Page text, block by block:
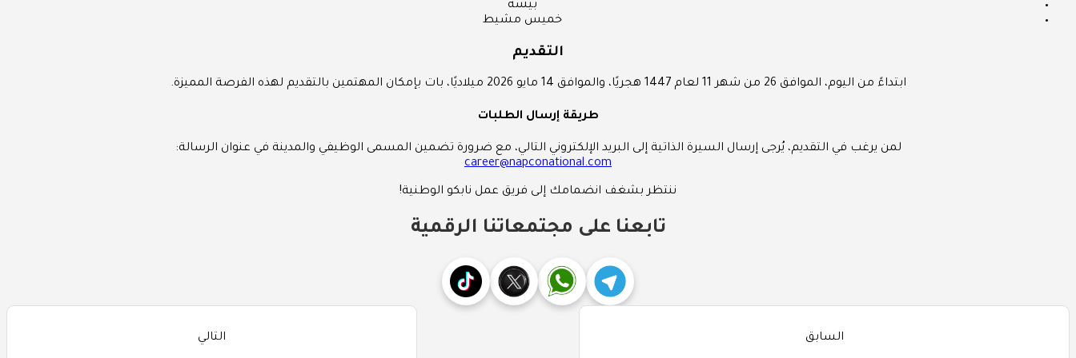
بيشة
خميس مشيط
التقديم
ابتداءً من اليوم، الموافق 26 من شهر 11 لعام 1447 هجريًا، والموافق 14 مايو 2026 ميلاديًا، بات بإمكان المهتمين بالتقديم لهذه الفرصة المميزة.
طريقة إرسال الطلبات
لمن يرغب في التقديم، يُرجى إرسال السيرة الذاتية إلى البريد الإلكتروني التالي، مع ضرورة تضمين المسمى الوظيفي والمدينة في عنوان الرسالة:
career@napconational.com
ننتظر بشغف انضمامك إلى فريق عمل نابكو الوطنية!
تابعنا على مجتمعاتنا الرقمية
السابق التالي